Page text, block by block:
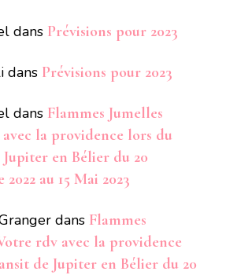
dans Prévisions pour 2023
dans Prévisions pour 2023
dans Flammes Jumelles
la providence lors du
en Bélier du 20
au 15 Mai 2023
dans Flammes
rdv avec la providence
de Jupiter en Bélier du 20